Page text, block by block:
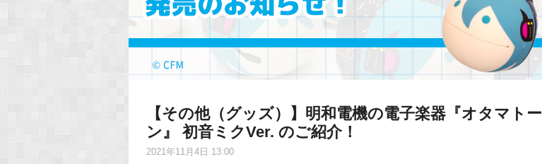
【その他（グッズ）】明和電機の電子楽器『オタマトー
ン』 初音ミクVer. のご紹介！
2021年11月4日 13:00